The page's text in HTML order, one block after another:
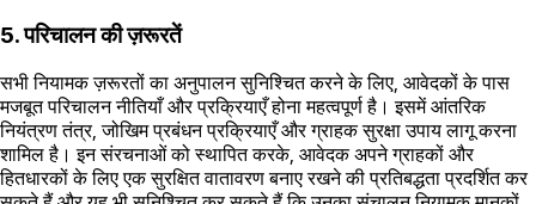
5. परिचालन की ज़रूरतें
सभी नियामक ज़रूरतों का अनुपालन सुनिश्चित करने के लिए, आवेदकों के पास
मजबूत परिचालन नीतियाँ और प्रक्रियाएँ होना महत्वपूर्ण है। इसमें आंतरिक
नियंत्रण तंत्र, जोखिम प्रबंधन प्रक्रियाएँ और ग्राहक सुरक्षा उपाय लागू करना
शामिल है। इन संरचनाओं को स्थापित करके, आवेदक अपने ग्राहकों और
हितधारकों के लिए एक सुरक्षित वातावरण बनाए रखने की प्रतिबद्धता प्रदर्शित कर